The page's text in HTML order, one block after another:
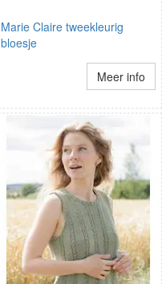
Marie Claire tweekleurig
bloesje
Meer info